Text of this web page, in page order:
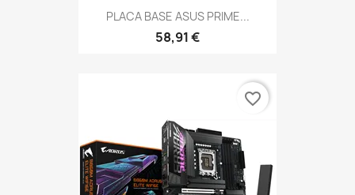
PLACA BASE ASUS PRIME...
58,91 €
favorite_border